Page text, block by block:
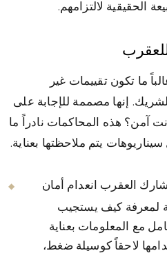
الحقيقية لالتزامهم.
ما تكون تقييمات غير
إنها مصممة للإجابة على
هذه المحاكمات نادراً ما
يتم ملاحظتها بعناية.
العقرب انعدام أمان
لمعرفة كيف يستجيب
مع المعلومات بعناية
لاحقاً كوسيلة ضغط،